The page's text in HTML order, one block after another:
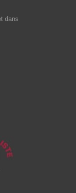
dans